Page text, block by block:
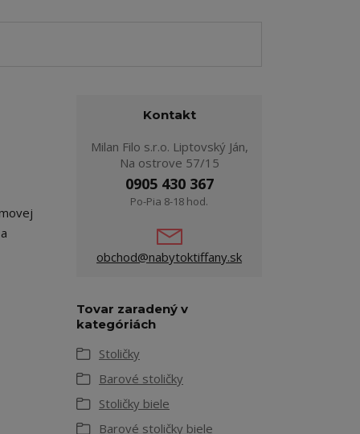
Kontakt
Milan Filo s.r.o. Liptovský Ján,
Na ostrove 57/15
0905 430 367
Po-Pia 8-18 hod.
obchod@nabytoktiffany.sk
Tovar zaradený v
kategóriách
Stoličky
Barové stoličky
Stoličky biele
Barové stoličky biele